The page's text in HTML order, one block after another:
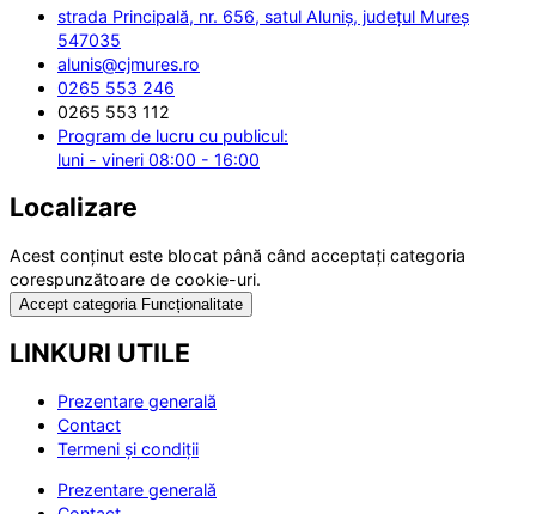
strada Principală, nr. 656, satul Aluniș, județul Mureș
547035
alunis@cjmures.ro
0265 553 246
0265 553 112
Program de lucru cu publicul:
luni - vineri 08:00 - 16:00
Localizare
Acest conținut este blocat până când acceptați categoria
corespunzătoare de cookie-uri.
Accept categoria Funcționalitate
LINKURI UTILE
Prezentare generală
Contact
Termeni și condiții
Prezentare generală